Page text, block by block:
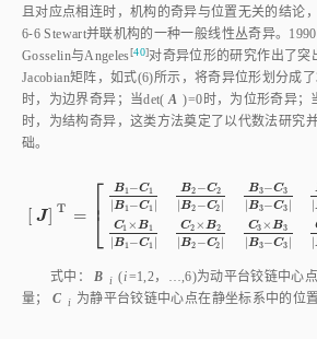
且对应点相连时，机构的奇异与位置无关的结论
6⁃6 Stewart并联机构的一种一般线性丛奇异。
Gosselin与Angeles[40]对奇异位形的研究作出了突
Jacobian矩阵，如式(6)所示，将奇异位形划分成
时，为边界奇异；当det( A )=0时，为位形奇异；
时，为结构奇异，这类方法奠定了以代数法研究
础。
[ J] T = ⎡
⎣
⎢
B1−C1
B1−C1
C1 × B1
| B1 −C1 |
B2 −C2
|B2 −C2
C2 × B2
|B2 −C2 |
B3−C3
B3−C3
C3 ×B3
| B3−C3 |
|
|
T= B 1-C 1 B 1-C1B C2 B2-C B3 C3B -
式中： B i (i=1,2，…,6)为动平台铰链中心
量；
C i 为静平台铰链中心点在静坐标系中的位